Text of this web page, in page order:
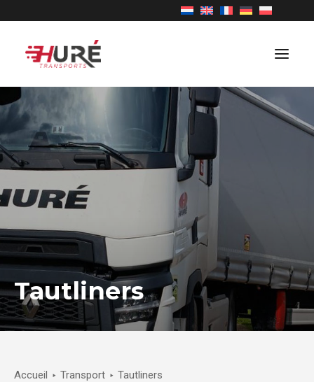
TRANSPORT
À PROPOS
NOUVELLES
CONTACT
Tautliners
Accueil Transport Tautliners